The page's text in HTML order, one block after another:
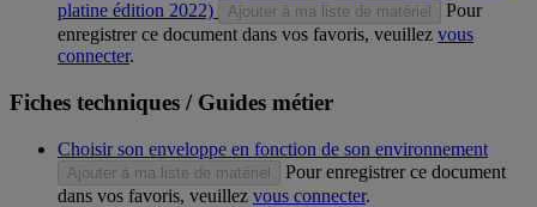
platine édition 2022)
Ajouter à ma liste de matériel
Pour
enregistrer ce document dans vos favoris, veuillez vous
connecter.
Fiches techniques / Guides métier
Choisir son enveloppe en fonction de son environnement
Ajouter à ma liste de matériel
Pour enregistrer ce document
dans vos favoris, veuillez vous connecter.